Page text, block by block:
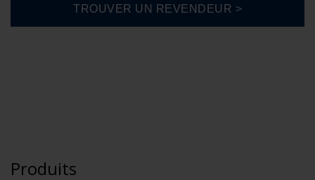
Produits